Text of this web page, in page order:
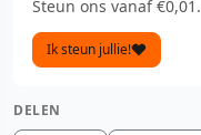
Steun ons vanaf €0,01.
Ik steun jullie!
DELEN